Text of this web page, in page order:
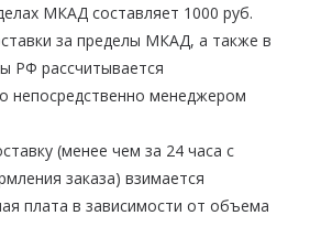
МКАД составляет 1000 руб.
за пределы МКАД, а также в
РФ рассчитывается
непосредственно менеджером
(менее чем за 24 часа с
заказа) взимается
плата в зависимости от объема